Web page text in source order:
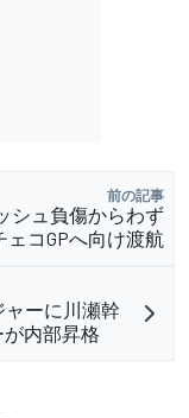
前の記事
シュ負傷からわず
ェコGPへ向け渡航
ャーに川瀬幹
内部昇格